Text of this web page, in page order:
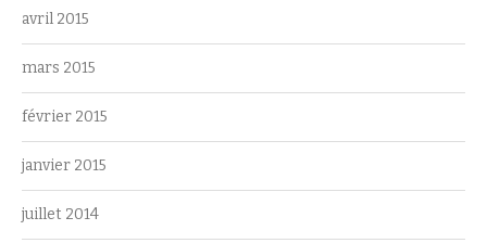
avril 2015
mars 2015
février 2015
janvier 2015
juillet 2014